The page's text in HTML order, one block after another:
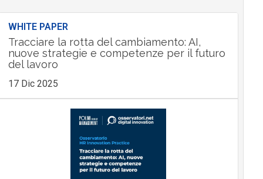
WHITE PAPER
Tracciare la rotta del cambiamento: AI,
nuove strategie e competenze per il futuro
del lavoro
17 Dic 2025